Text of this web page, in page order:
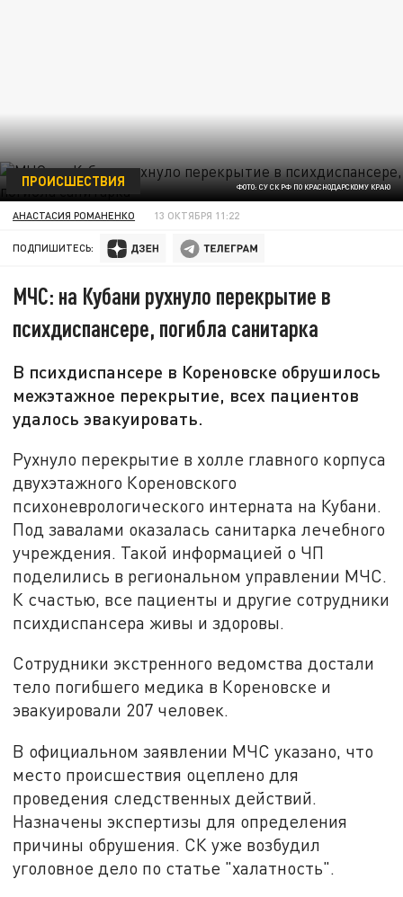
ФОТО: СУ СК РФ ПО КРАСНОДАРСКОМУ КРАЮ
ПРОИСШЕСТВИЯ
АНАСТАСИЯ РОМАНЕНКО 13 ОКТЯБРЯ 11:22
ПОДПИШИТЕСЬ:
МЧС: на Кубани рухнуло перекрытие в
психдиспансере, погибла санитарка
В психдиспансере в Кореновске обрушилось
межэтажное перекрытие, всех пациентов
удалось эвакуировать.
Рухнуло перекрытие в холле главного корпуса
двухэтажного Кореновского
психоневрологического интерната на Кубани.
Под завалами оказалась санитарка лечебного
учреждения. Такой информацией о ЧП
поделились в региональном управлении МЧС.
К счастью, все пациенты и другие сотрудники
психдиспансера живы и здоровы.
Сотрудники экстренного ведомства достали
тело погибшего медика в Кореновске и
эвакуировали 207 человек.
В официальном заявлении МЧС указано, что
место происшествия оцеплено для
проведения следственных действий.
Назначены экспертизы для определения
причины обрушения. СК уже возбудил
уголовное дело по статье "халатность".